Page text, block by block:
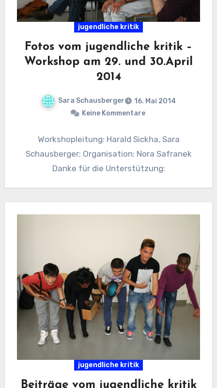
jugendliche kritik
Fotos vom jugendliche kritik –
Workshop am 29. und 30.April
2014
Sara Schausberger
16. Mai 2014
Keine Kommentare
Workshopleitung: Harald Sickha, Sara
Schausberger; Organisation: Nora Safranek
Danke für die Unterstützung:
jugendliche kritik
Beiträge vom jugendliche kritik